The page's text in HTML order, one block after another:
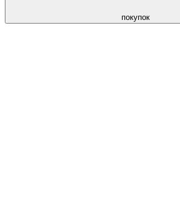
покупок